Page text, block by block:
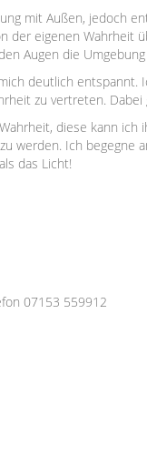
mit Außen, jedoch
der eigenen
Augen die
deutlich
zu vertreten.
diese kann
werden. Ich
das Licht!
07153 559912